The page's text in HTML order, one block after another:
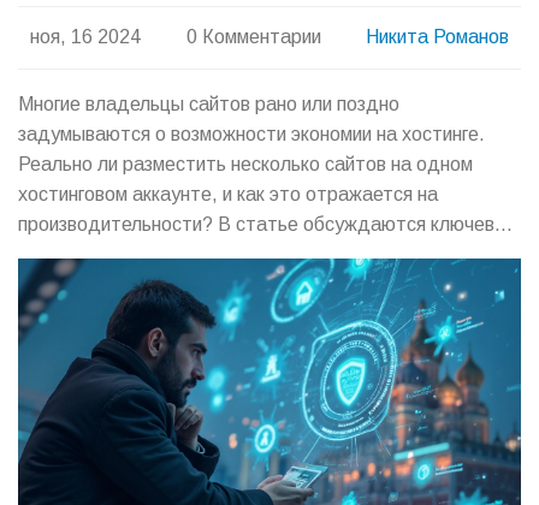
ноя, 16 2024 0 Комментарии Никита Романов
Многие владельцы сайтов рано или поздно
задумываются о возможности экономии на хостинге.
Реально ли разместить несколько сайтов на одном
хостинговом аккаунте, и как это отражается на
производительности? В статье обсуждаются ключевые
аспекты и факторы, которые нужно учитывать при
выборе хостинга для нескольких сайтов. Приводятся
практические советы и рекомендации для оптимального
использования ресурсов. Узнайте, что нужно учитывать,
чтобы избежать проблем с загрузкой и безопасностью.